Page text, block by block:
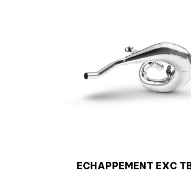
ECHAPPEMENT EXC